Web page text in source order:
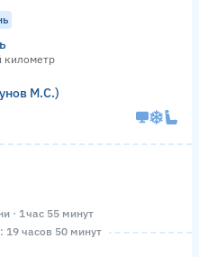
километр
М.С.)
· 1 час 55 минут
часов 50 минут